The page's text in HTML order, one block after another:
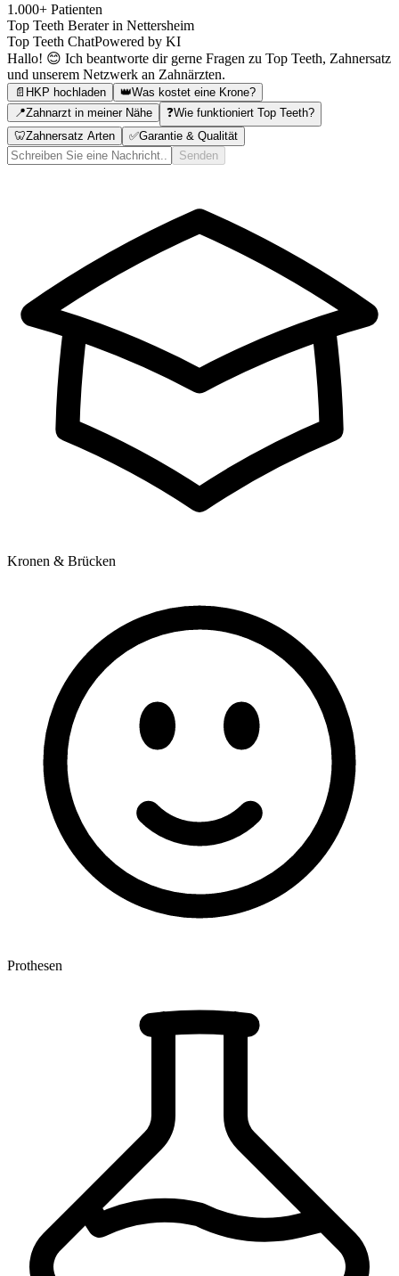
1.000+ Patienten
Top Teeth Berater in Nettersheim
Top Teeth ChatPowered by KI
Hallo! 😊 Ich beantworte dir gerne Fragen zu Top Teeth, Zahnersatz
und unserem Netzwerk an Zahnärzten.
📄 HKP hochladen 👑Was kostet eine Krone?
📍Zahnarzt in meiner Nähe ❓Wie funktioniert Top Teeth?
🦷Zahnersatz Arten ✅Garantie & Qualität
Senden
Kronen & Brücken
Prothesen